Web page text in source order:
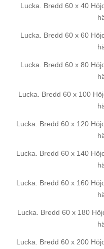
Lucka. Bredd 60 x 40
Lucka. Bredd 60 x 60
Lucka. Bredd 60 x 80
Lucka. Bredd 60 x 100
Lucka. Bredd 60 x 120
Lucka. Bredd 60 x 140
Lucka. Bredd 60 x 160
Lucka. Bredd 60 x 180
Lucka. Bredd 60 x 200